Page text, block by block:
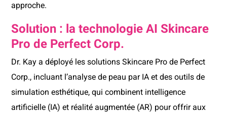
approche.
Solution : la technologie AI Skincare
Pro de Perfect Corp.
Dr. Kay a déployé les solutions Skincare Pro de Perfect
Corp., incluant l’analyse de peau par IA et des outils de
simulation esthétique, qui combinent intelligence
artificielle (IA) et réalité augmentée (AR) pour offrir aux